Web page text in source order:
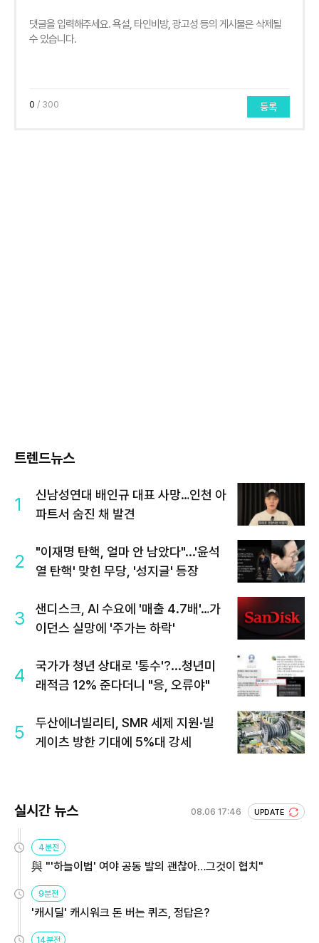
0 / 300 등록
트렌드뉴스
1
신남성연대 배인규 대표 사망…인천 아
파트서 숨진 채 발견
2
"이재명 탄핵, 얼마 안 남았다"...'윤석
열 탄핵' 맞힌 무당, '성지글' 등장
3
샌디스크, AI 수요에 '매출 4.7배'…가
이던스 실망에 '주가는 하락'
4
국가가 청년 상대로 '통수'?...청년미
래적금 12% 준다더니 "응, 오류야"
5
두산에너빌리티, SMR 세제 지원·빌
게이츠 방한 기대에 5%대 강세
실시간 뉴스 08.06 17:46 UPDATE
4분전
與 "'하늘이법' 여야 공동 발의 괜찮아…그것이 협치"
9분전
'캐시딜' 캐시워크 돈 버는 퀴즈, 정답은?
14분전